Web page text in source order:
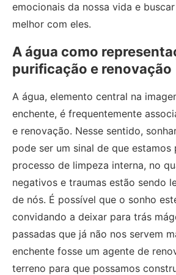
emocionais da nossa vida e
melhor com eles.
A água como
purificação e renovação
A água, elemento central na
enchente, é frequentemente
e renovação. Nesse sentido,
pode ser um sinal de que estamos
processo de limpeza interna, no
negativos e traumas estão sendo
de nós. É possível que o sonho
convidando a deixar para trás
passadas que já não nos servem
enchente fosse um agente de
terreno para que possamos